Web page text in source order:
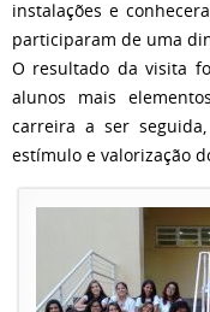
instalações e
participaram de uma
O resultado da visita
alunos mais
carreira a ser
estímulo e valorização